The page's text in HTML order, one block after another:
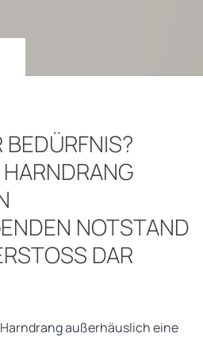
BEDÜRFNIS?
NOTSTAND
DAR
außerhäuslich eine